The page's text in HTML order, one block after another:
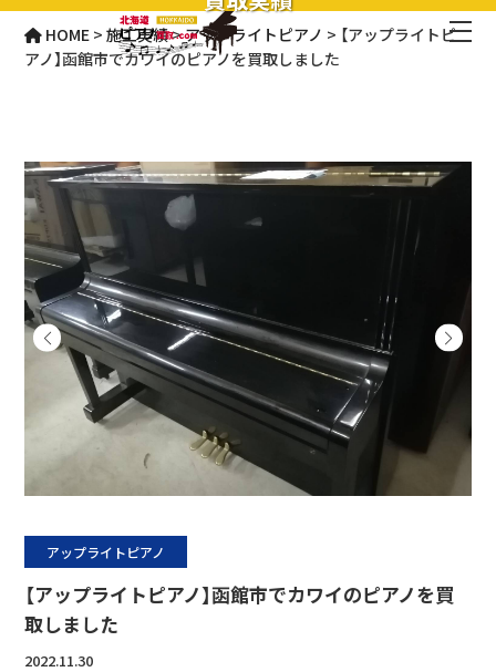
HOME >施工実績>アップライトピアノ > 【アップライトピ
アノ】函館市でカワイのピアノを買取しました
アップライトピアノ
【アップライトピアノ】函館市でカワイのピアノを買
取しました
2022.11.30